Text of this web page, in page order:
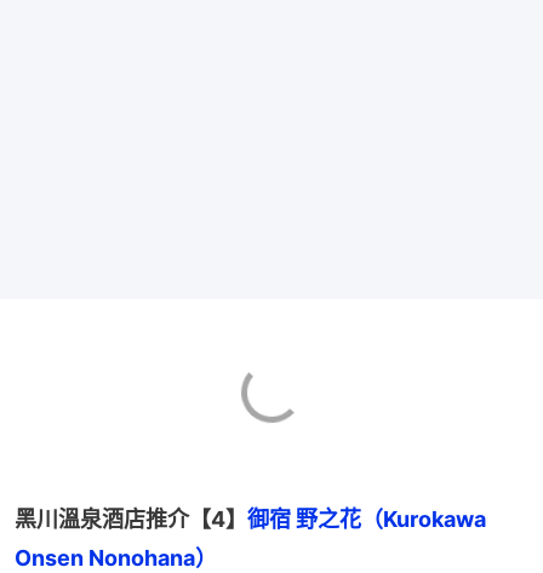
黑川溫泉酒店推介【4】 御宿 野之花（Kurokawa
Onsen Nonohana）